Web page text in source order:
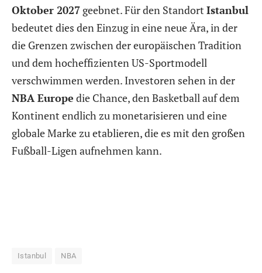
Oktober 2027 geebnet. Für den Standort Istanbul
bedeutet dies den Einzug in eine neue Ära, in der
die Grenzen zwischen der europäischen Tradition
und dem hocheffizienten US-Sportmodell
verschwimmen werden. Investoren sehen in der
NBA Europe die Chance, den Basketball auf dem
Kontinent endlich zu monetarisieren und eine
globale Marke zu etablieren, die es mit den großen
Fußball-Ligen aufnehmen kann.
Istanbul NBA